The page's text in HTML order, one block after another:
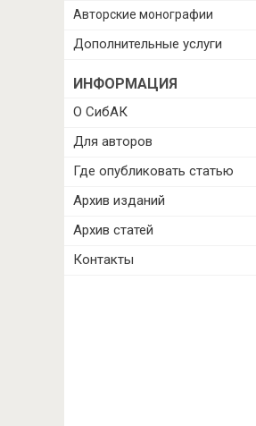
Авторские монографии
Дополнительные услуги
ИНФОРМАЦИЯ
О СибАК
Для авторов
Где опубликовать статью
Архив изданий
Архив статей
Контакты